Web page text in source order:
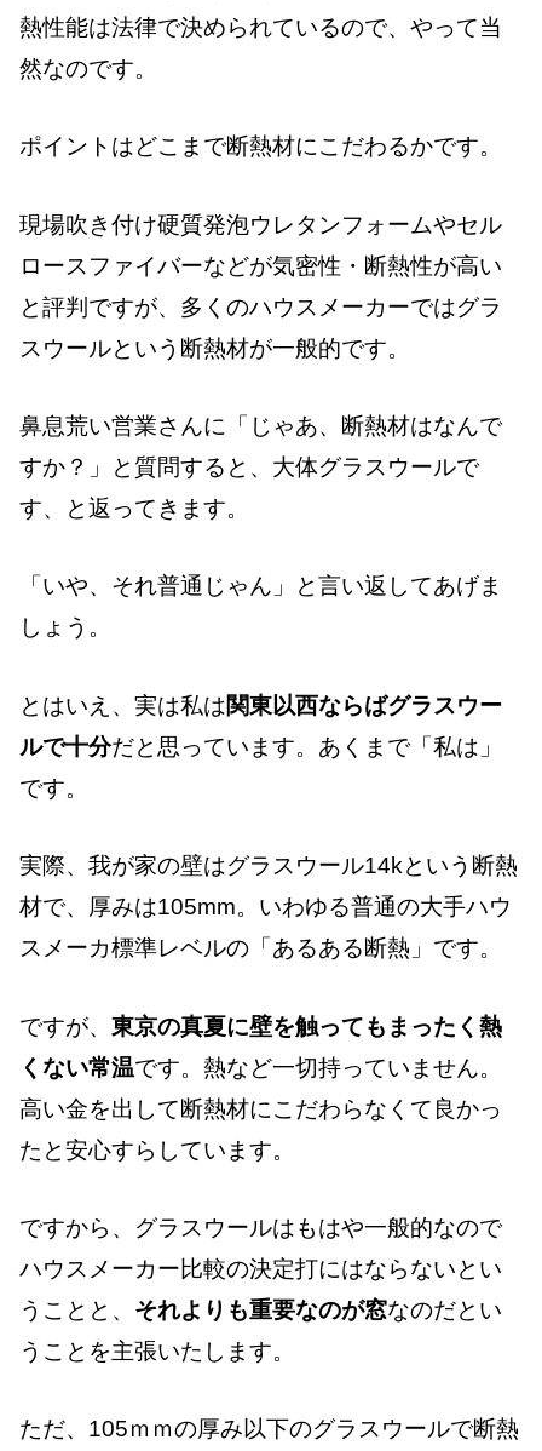
熱性能は法律で決められているので、やって当
然なのです。
ポイントはどこまで断熱材にこだわるかです。
現場吹き付け硬質発泡ウレタンフォームやセル
ロースファイバーなどが気密性・断熱性が高い
と評判ですが、多くのハウスメーカーではグラ
スウールという断熱材が一般的です。
鼻息荒い営業さんに「じゃあ、断熱材はなんで
すか？」と質問すると、大体グラスウールで
す、と返ってきます。
「いや、それ普通じゃん」と言い返してあげま
しょう。
とはいえ、実は私は関東以西ならばグラスウー
ルで十分だと思っています。あくまで「私は」
です。
実際、我が家の壁はグラスウール14kという断熱
材で、厚みは105mm。いわゆる普通の大手ハウ
スメーカ標準レベルの「あるある断熱」です。
ですが、 東京の真夏に壁を触ってもまったく熱
くない常温です。熱など一切持っていません。
高い金を出して断熱材にこだわらなくて良かっ
たと安心すらしています。
ですから、グラスウールはもはや一般的なので
ハウスメーカー比較の決定打にはならないとい
うことと、 それよりも重要なのが窓なのだとい
うことを主張いたします。
ただ、105ｍｍの厚み以下のグラスウールで断熱